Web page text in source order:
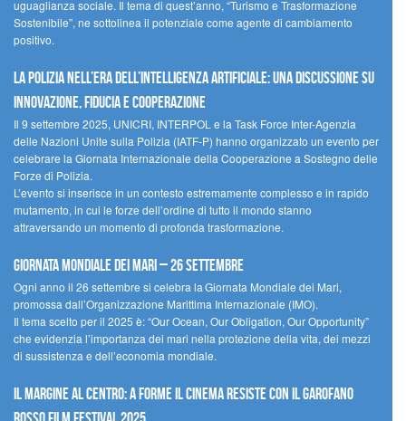
uguaglianza sociale. Il tema di quest’anno, “Turismo e Trasformazione
Sostenibile”, ne sottolinea il potenziale come agente di cambiamento
positivo.
La polizia nell’era dell’Intelligenza Artificiale: una discussione su
innovazione, fiducia e cooperazione
Il 9 settembre 2025, UNICRI, INTERPOL e la Task Force Inter-Agenzia
delle Nazioni Unite sulla Polizia (IATF-P) hanno organizzato un evento per
celebrare la Giornata Internazionale della Cooperazione a Sostegno delle
Forze di Polizia.
L’evento si inserisce in un contesto estremamente complesso e in rapido
mutamento, in cui le forze dell’ordine di tutto il mondo stanno
attraversando un momento di profonda trasformazione.
Giornata Mondiale dei Mari – 26 settembre
Ogni anno il 26 settembre si celebra la Giornata Mondiale dei Mari,
promossa dall’Organizzazione Marittima Internazionale (IMO).
Il tema scelto per il 2025 è: “Our Ocean, Our Obligation, Our Opportunity”
che evidenzia l’importanza dei mari nella protezione della vita, dei mezzi
di sussistenza e dell’economia mondiale.
Il margine al centro: a Forme il cinema resiste con il Garofano